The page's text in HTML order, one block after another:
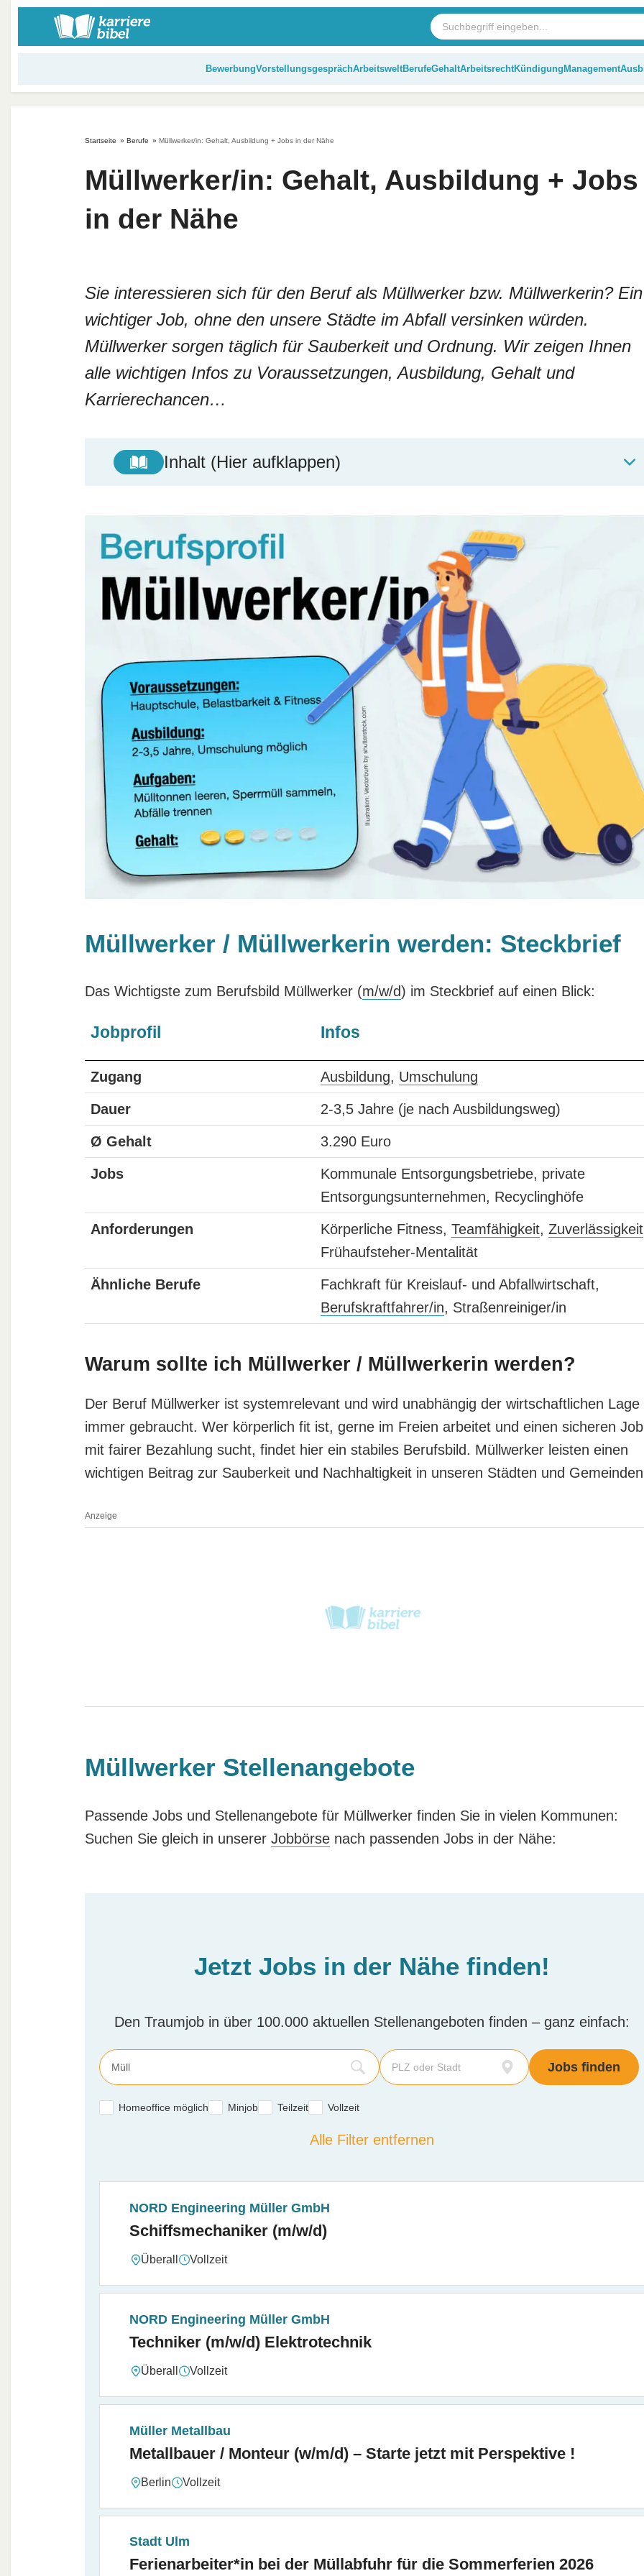
BewerbungVorstellungsgesprächArbeitsweltBerufeGehaltArbeitsrechtKündigung Management
Startseite » Berufe » Müllwerker/in: Gehalt, Ausbildung + Jobs in der Nähe
Müllwerker/in: Gehalt, Ausbildung + Jobs
in der Nähe
Sie interessieren sich für den Beruf als Müllwerker bzw. Müllwerkerin? Ein
wichtiger Job, ohne den unsere Städte im Abfall versinken würden.
Müllwerker sorgen täglich für Sauberkeit und Ordnung. Wir zeigen Ihnen
alle wichtigen Infos zu Voraussetzungen, Ausbildung, Gehalt und
Karrierechancen…
Inhalt (Hier aufklappen)
Müllwerker / Müllwerkerin werden: Steckbrief
Das Wichtigste zum Berufsbild Müllwerker (m/w/d) im Steckbrief auf einen Blick:
Jobprofil Infos
Zugang Ausbildung, Umschulung
Dauer 2-3,5 Jahre (je nach Ausbildungsweg)
Ø Gehalt 3.290 Euro
Jobs
Kommunale Entsorgungsbetriebe, private
Entsorgungsunternehmen, Recyclinghöfe
Anforderungen Körperliche Fitness, Teamfähigkeit, Zuverlässigkeit
Frühaufsteher-Mentalität
Ähnliche Berufe
Fachkraft für Kreislauf- und Abfallwirtschaft,
Berufskraftfahrer/in, Straßenreiniger/in
Warum sollte ich Müllwerker / Müllwerkerin werden?
Der Beruf Müllwerker ist systemrelevant und wird unabhängig der wirtschaftlichen Lage
immer gebraucht. Wer körperlich fit ist, gerne im Freien arbeitet und einen sicheren Job
mit fairer Bezahlung sucht, findet hier ein stabiles Berufsbild. Müllwerker leisten einen
wichtigen Beitrag zur Sauberkeit und Nachhaltigkeit in unseren Städten und
Anzeige
Müllwerker Stellenangebote
Passende Jobs und Stellenangebote für Müllwerker finden Sie in vielen Kommunen:
Suchen Sie gleich in unserer Jobbörsenach passenden Jobs in der Nähe:
Jetzt Jobs in der Nähe finden!
Den Traumjob in über 100.000 aktuellen Stellenangeboten finden – ganz einfach:
Homeoffice möglich Minjob Teilzeit Vollzeit
Alle Filter entfernen
NORD Engineering Müller GmbH
Schiffsmechaniker (m/w/d)
Überall Vollzeit
NORD Engineering Müller GmbH
Techniker (m/w/d) Elektrotechnik
Überall Vollzeit
Müller Metallbau
Metallbauer / Monteur (w/m/d) – Starte jetzt mit Perspektive !
Berlin Vollzeit
Stadt Ulm
Ferienarbeiter*in bei der Müllabfuhr für die Sommerferien 2026